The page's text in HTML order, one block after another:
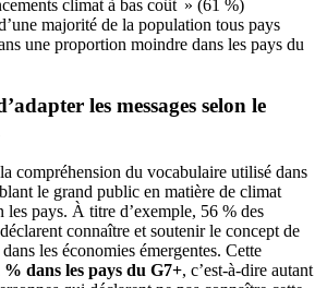
climat à bas coût » (61 %)
majorité de la population tous pays
une proportion moindre dans les pays du
les messages selon le
compréhension du vocabulaire utilisé dans
le grand public en matière de climat
les pays. À titre d’exemple, 56 % des
connaître et soutenir le concept de
les économies émergentes. Cette
% dans les pays du G7+, c’est-à-dire autant